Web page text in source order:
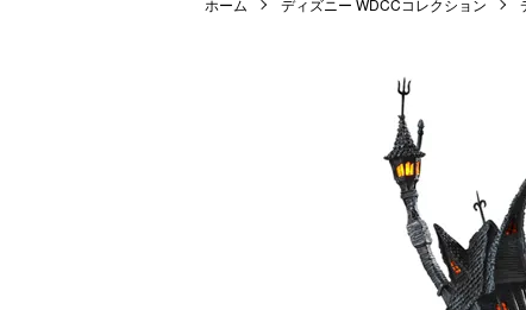
ホーム ディズニー WDCCコレクション